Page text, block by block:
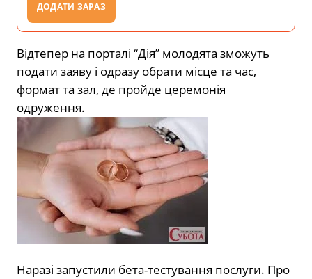
ДОДАТИ ЗАРАЗ
Відтепер на порталі “Дія” молодята зможуть
подати заяву і одразу обрати місце та час,
формат та зал, де пройде церемонія
одруження.
Наразі запустили бета-тестування послуги. Про